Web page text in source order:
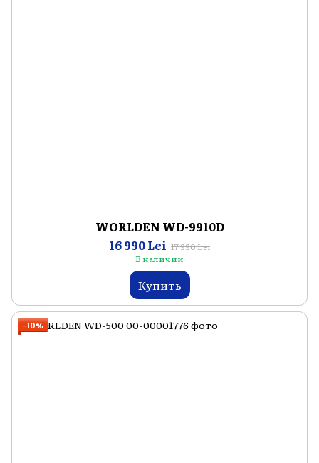
WORLDEN WD-9910D
16 990 Lei 17 990 Lei
В наличии
Купить
−10%